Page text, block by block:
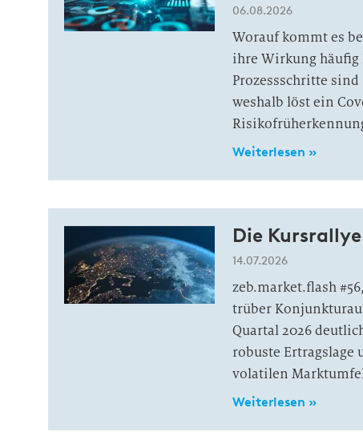
06.08.2026
Worauf kommt es
ihre Wirkung häufig
Prozessschritte
weshalb löst ein
Weiterlesen »
Die
14.07.2026
zeb.market.flash
trüber
Quartal 2026
robuste
volatilen
Weiterlesen »